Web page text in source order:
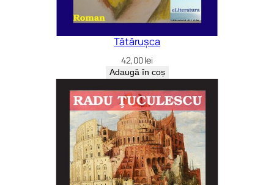
Tătărușca
42,00lei
Adaugă în coș